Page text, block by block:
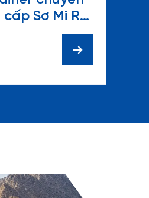
Sơ Mi Rơ